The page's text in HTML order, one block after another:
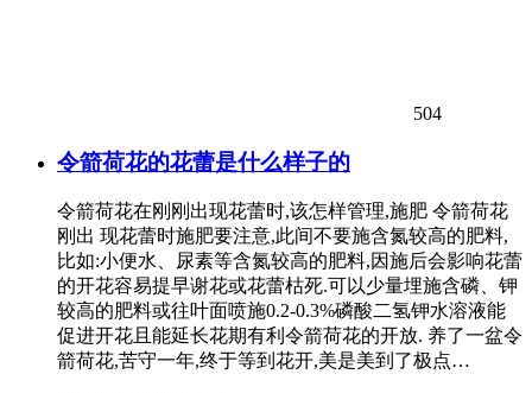
504
令箭荷花的花蕾是什么样子的
令箭荷花在刚刚出现花蕾时,该怎样管理,施肥 令箭荷花
刚出 现花蕾时施肥要注意,此间不要施含氮较高的肥料,
比如:小便水、尿素等含氮较高的肥料,因施后会影响花蕾
的开花容易提早谢花或花蕾枯死.可以少量埋施含磷、钾
较高的肥料或往叶面喷施0.2-0.3%磷酸二氢钾水溶液能
促进开花且能延长花期有利令箭荷花的开放. 养了一盆令
箭荷花,苦守一年,终于等到花开,美是美到了极点…